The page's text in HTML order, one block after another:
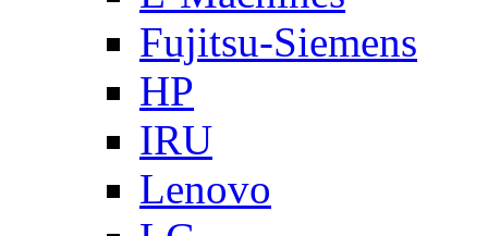
Fujitsu-Siemens
HP
IRU
Lenovo